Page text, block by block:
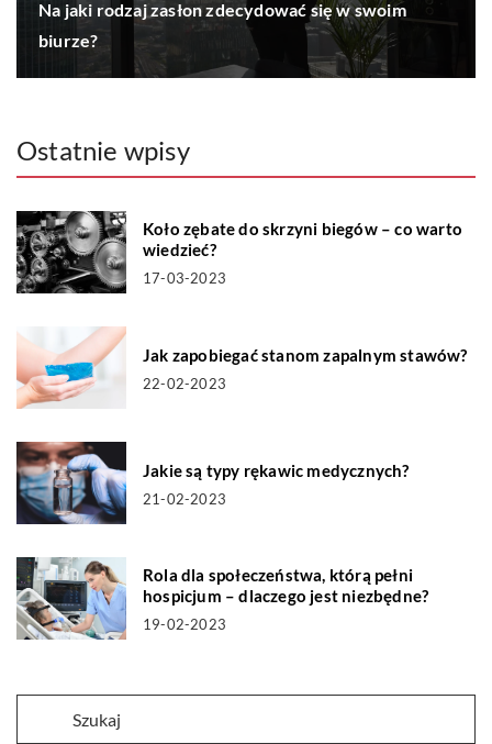
Na jaki rodzaj zasłon zdecydować się w swoim
biurze?
Ostatnie wpisy
Koło zębate do skrzyni biegów – co warto
wiedzieć?
17-03-2023
Jak zapobiegać stanom zapalnym stawów?
22-02-2023
Jakie są typy rękawic medycznych?
21-02-2023
Rola dla społeczeństwa, którą pełni
hospicjum – dlaczego jest niezbędne?
19-02-2023